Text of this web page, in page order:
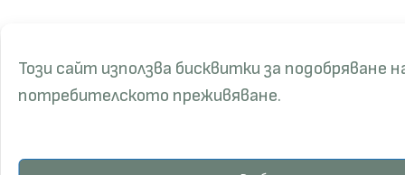
Този сайт използва бисквитки за подобряване
потребителското преживяване.